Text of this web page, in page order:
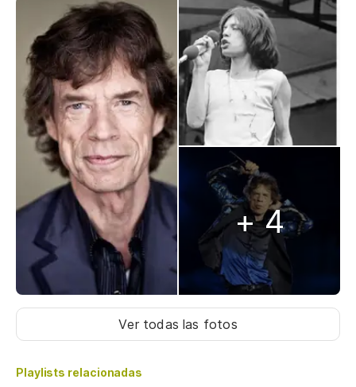
+ 4
Ver todas las fotos
Playlists relacionadas